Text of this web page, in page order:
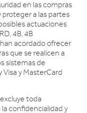
en las compras
proteger a las partes
actuaciones
4B, 4B
han acordado ofrecer
que se realicen a
sistemas de
Visa y MasterCard
excluye toda
confidencialidad y